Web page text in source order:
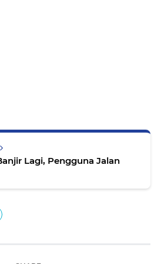
Lagi, Pengguna Jalan